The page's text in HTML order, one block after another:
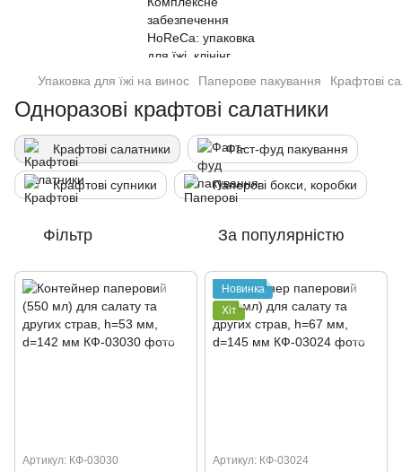
Упаковка для їжі на винос Паперове пакування Крафтові
Одноразові крафтові салатники
Крафтові салатники Фаст-фуд пакування
Крафтові супники Паперові бокси, коробки
Фільтр За популярністю
Артикул: КФ-03030
Новинка
Хіт
Артикул: КФ-03024